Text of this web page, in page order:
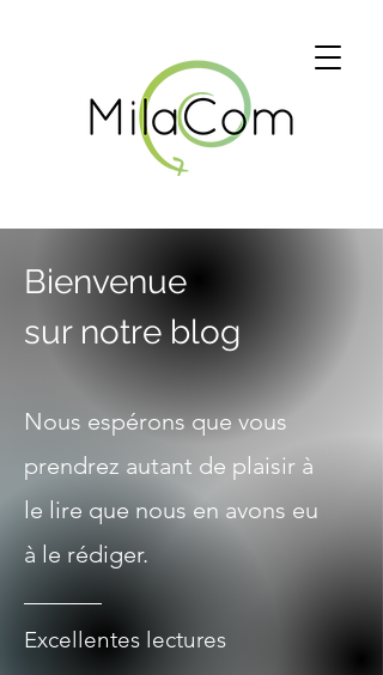
Bienvenue
sur notre blog
Nous espérons que vous
prendrez autant de plaisir à
le lire que nous en avons eu
à le rédiger.
Excellentes lectures